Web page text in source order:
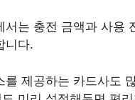
서는 충전 금액과 사용
니다.
를 제공하는 카드사도